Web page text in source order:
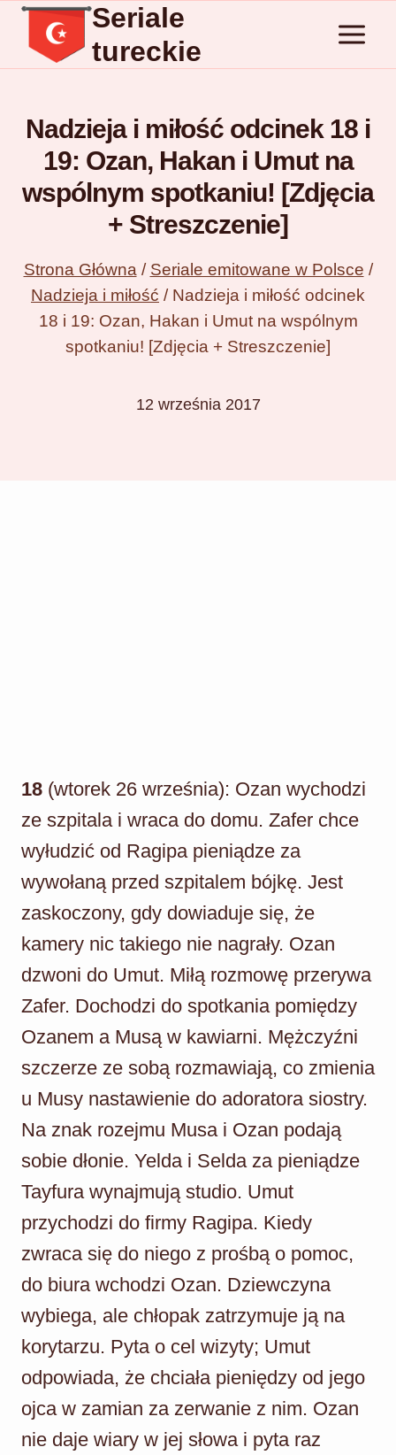
Przejdź
treści
Seriale
tureckie
Nadzieja i miłość odcinek 18 i
19: Ozan, Hakan i Umut na
wspólnym spotkaniu! [Zdjęcia
+ Streszczenie]
Strona Główna / Seriale emitowane w Polsce /
Nadzieja i miłość / Nadzieja i miłość odcinek
18 i 19: Ozan, Hakan i Umut na wspólnym
spotkaniu! [Zdjęcia + Streszczenie]
12 września 2017
18 (wtorek 26 września): Ozan wychodzi
ze szpitala i wraca do domu. Zafer chce
wyłudzić od Ragipa pieniądze za
wywołaną przed szpitalem bójkę. Jest
zaskoczony, gdy dowiaduje się, że
kamery nic takiego nie nagrały. Ozan
dzwoni do Umut. Miłą rozmowę przerywa
Zafer. Dochodzi do spotkania pomiędzy
Ozanem a Musą w kawiarni. Mężczyźni
szczerze ze sobą rozmawiają, co zmienia
u Musy nastawienie do adoratora siostry.
Na znak rozejmu Musa i Ozan podają
sobie dłonie. Yelda i Selda za pieniądze
Tayfura wynajmują studio. Umut
przychodzi do firmy Ragipa. Kiedy
zwraca się do niego z prośbą o pomoc,
do biura wchodzi Ozan. Dziewczyna
wybiega, ale chłopak zatrzymuje ją na
korytarzu. Pyta o cel wizyty; Umut
odpowiada, że chciała pieniędzy od jego
ojca w zamian za zerwanie z nim. Ozan
nie daje wiary w jej słowa i pyta raz